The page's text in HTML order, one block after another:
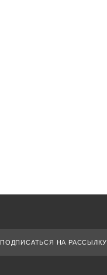
ПОДПИСАТЬСЯ НА РАССЫЛКУ